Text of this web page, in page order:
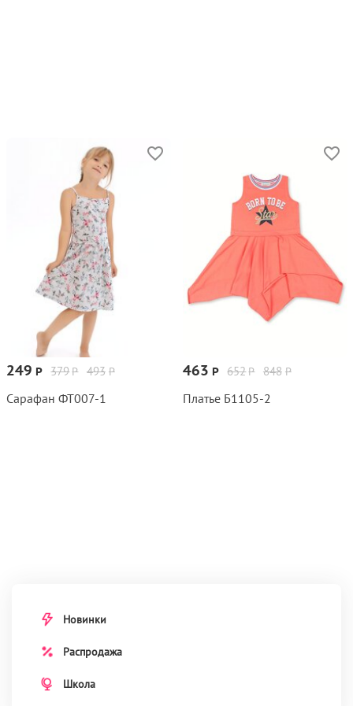
493 Р
379Р
249 Р
Сарафан ФТ007‑1
848 Р
652Р
463 Р
Платье Б1105‑2
Новинки
Распродажа
Школа